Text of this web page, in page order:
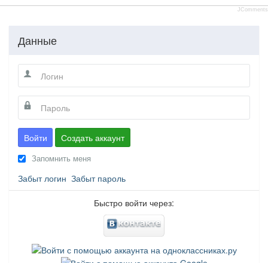
JComments
Данные
Войти Создать аккаунт
Запомнить меня
Забыт логин Забыт пароль
Быстро войти через: